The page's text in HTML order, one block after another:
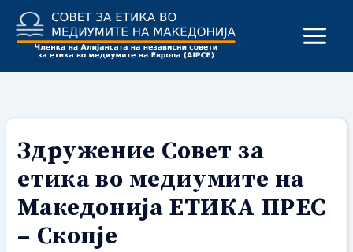
content
Здружение Совет за
етика во медиумите на
Македонија ЕТИКА ПРЕС
– Скопје